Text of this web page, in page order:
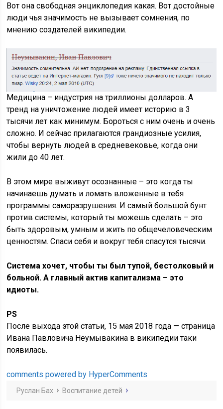
Вот она свободная энциклопедия какая. Вот достойные
люди чья значимость не вызывает сомнения, по
мнению создателей википедии.
Медицина – индустрия на триллионы долларов. А
тренд на уничтожение людей имеет историю в 3
тысячи лет как минимум. Бороться с ним очень и очень
сложно. И сейчас прилагаются грандиозные усилия,
чтобы вернуть людей в средневековье, когда они
жили до 40 лет.
В этом мире выживут осознанные – это когда ты
начинаешь думать и ломать вложенные в тебя
программы саморазрушения. И самый большой бунт
против системы, который ты можешь сделать – это
быть здоровым, умным и жить по общечеловеческим
ценностям. Спаси себя и вокруг тебя спасутся тысячи.
Система хочет, чтобы ты был тупой, бестолковый и
больной. А главный актив капитализма – это
идиоты.
PS
После выхода этой статьи, 15 мая 2018 года — страница
Ивана Павловича Неумывакина в википедии таки
появилась.
comments powered by HyperComments
Руслан Бах Воспитание детей